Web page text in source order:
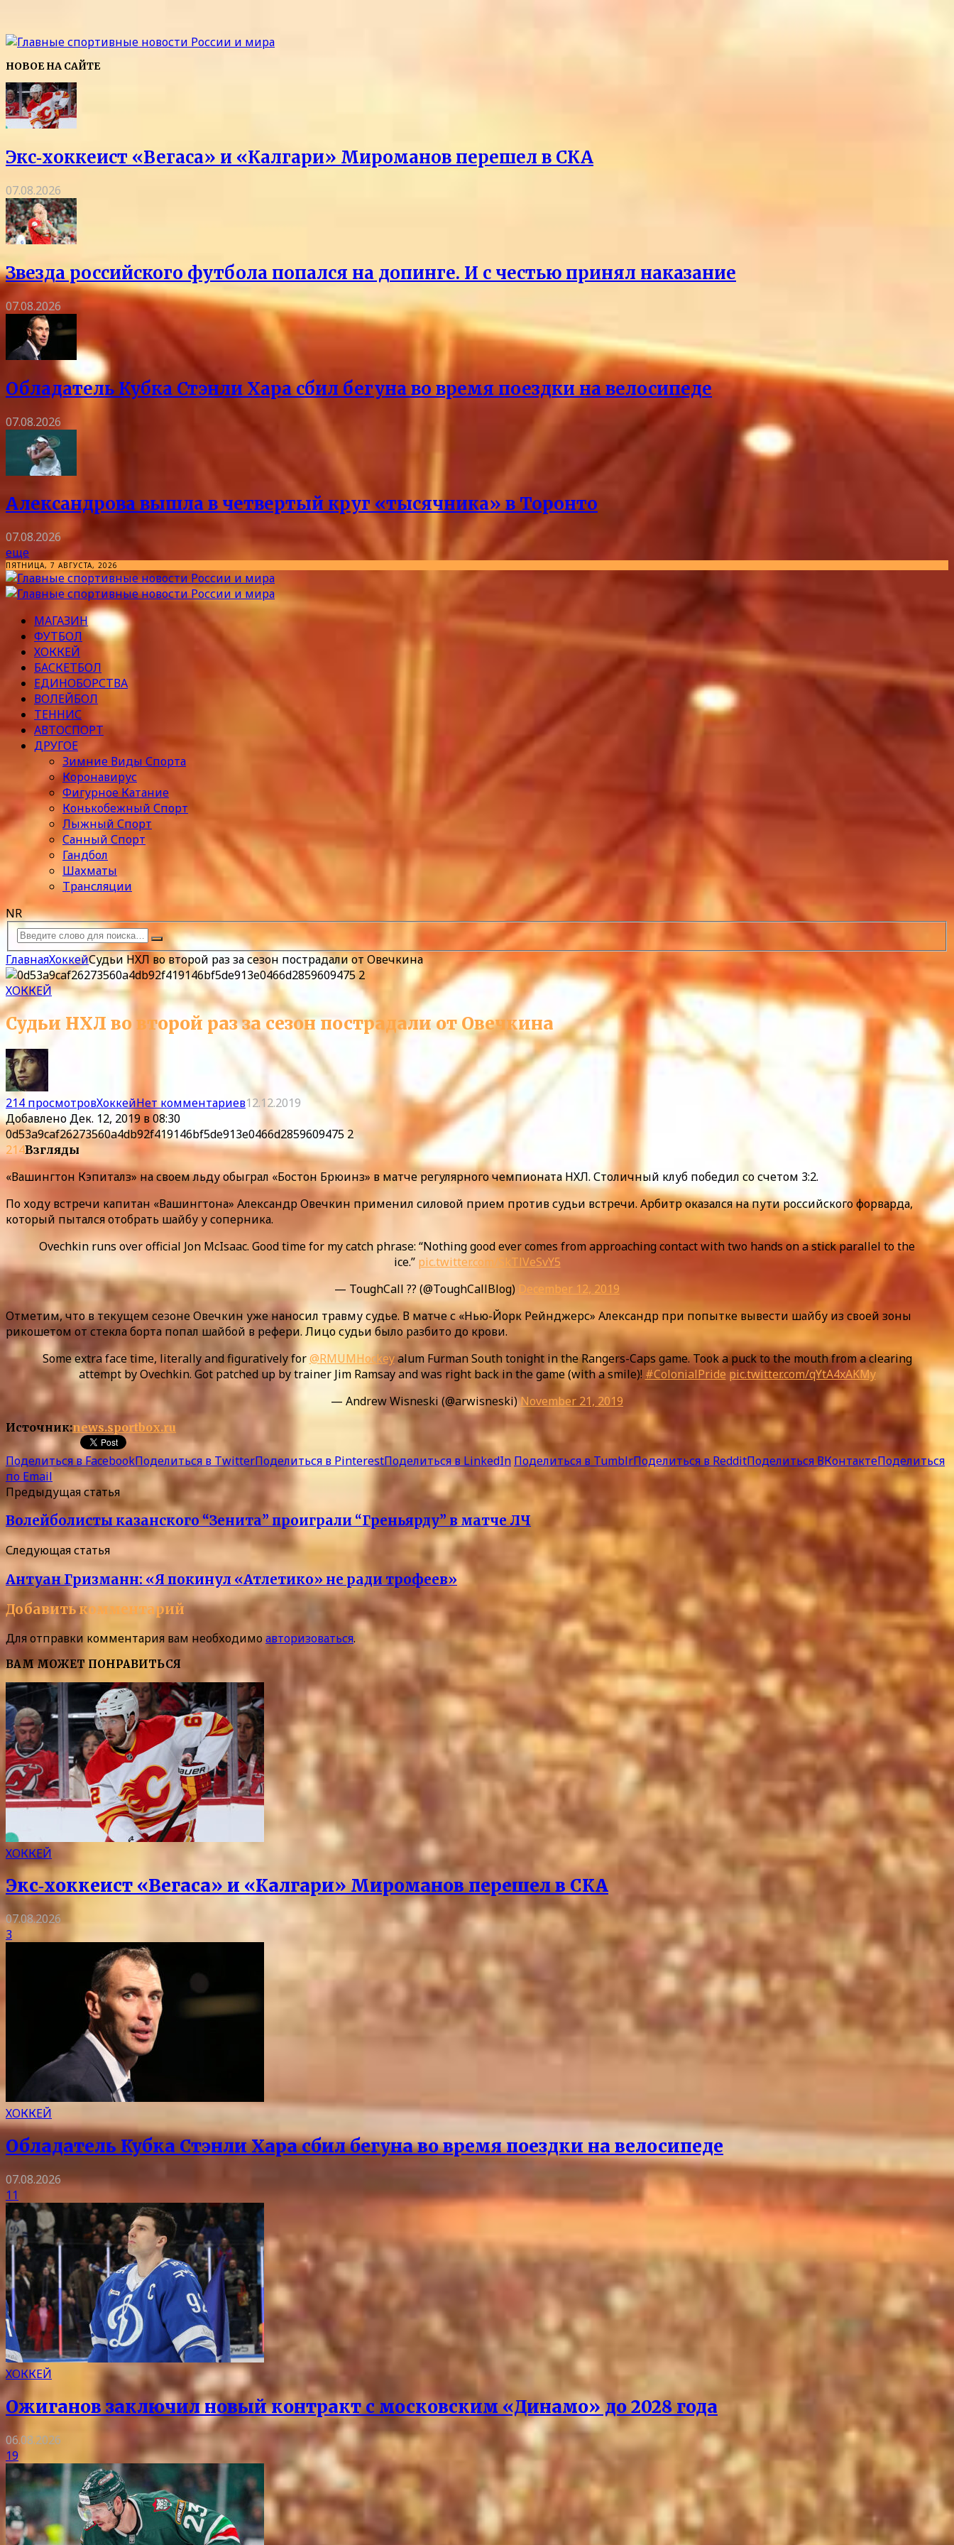
НОВОЕ НА САЙТЕ
Экс‑хоккеист «Вегаса» и «Калгари» Мироманов перешел в СКА
07.08.2026
Звезда российского футбола попался на допинге. И с честью принял наказание
07.08.2026
Обладатель Кубка Стэнли Хара сбил бегуна во время поездки на велосипеде
07.08.2026
Александрова вышла в четвертый круг «тысячника» в Торонто
07.08.2026
еще
ПЯТНИЦА, 7 АВГУСТА, 2026
МАГАЗИН
ФУТБОЛ
ХОККЕЙ
БАСКЕТБОЛ
ЕДИНОБОРСТВА
ВОЛЕЙБОЛ
ТЕННИС
АВТОСПОРТ
ДРУГОЕ
Зимние Виды Спорта
Коронавирус
Фигурное Катание
Конькобежный Спорт
Лыжный Спорт
Санный Спорт
Гандбол
Шахматы
Трансляции
NR
ГлавнаяХоккейСудьи НХЛ во второй раз за сезон пострадали от Овечкина
ХОККЕЙ
Судьи НХЛ во второй раз за сезон пострадали от Овечкина
214 просмотровХоккейНет комментариев12.12.2019
ДобавленоДек. 12, 2019 в 08:30
0d53a9caf26273560a4db92f419146bf5de913e0466d2859609475 2
214Взгляды
«Вашингтон Кэпиталз» на своем льду обыграл «Бостон Брюинз» в матче регулярного чемпионата НХЛ. Столичный клуб победил со счетом 3:2.
По ходу встречи капитан «Вашингтона» Александр Овечкин применил силовой прием против судьи встречи. Арбитр оказался на пути российского форварда,
который пытался отобрать шайбу у соперника.
Ovechkin runs over official Jon McIsaac. Good time for my catch phrase: “Nothing good ever comes from approaching contact with two hands on a stick parallel to the
ice.” pic.twitter.com/SkTlVeSvY5
— ToughCall ?? (@ToughCallBlog) December 12, 2019
Отметим, что в текущем сезоне Овечкин уже наносил травму судье. В матче с «Нью-Йорк Рейнджерс» Александр при попытке вывести шайбу из своей зоны
рикошетом от стекла борта попал шайбой в рефери. Лицо судьи было разбито до крови.
Some extra face time, literally and figuratively for@RMUMHockeyalum Furman South tonight in the Rangers-Caps game. Took a puck to the mouth from a clearing
attempt by Ovechkin. Got patched up by trainer Jim Ramsay and was right back in the game (with a smile)! #ColonialPride pic.twitter.com/qYtA4xAKMy
— Andrew Wisneski (@arwisneski)November 21, 2019
Источник:news.sportbox.ru
Поделиться в FacebookПоделиться в TwitterПоделиться в PinterestПоделиться в LinkedIn Поделиться в TumblrПоделиться в RedditПоделиться ВКонтактеПоделиться
по Email
Предыдущая статья
Волейболисты казанского “Зенита” проиграли “Греньярду” в матче ЛЧ
Следующая статья
Антуан Гризманн: «Я покинул «Атлетико» не ради трофеев»
Добавить комментарий
Для отправки комментария вам необходимоавторизоваться.
ВАМ МОЖЕТ ПОНРАВИТЬСЯ
ХОККЕЙ
Экс‑хоккеист «Вегаса» и «Калгари» Мироманов перешел в СКА
07.08.2026
3
ХОККЕЙ
Обладатель Кубка Стэнли Хара сбил бегуна во время поездки на велосипеде
07.08.2026
11
ХОККЕЙ
Ожиганов заключил новый контракт с московским «Динамо» до 2028 года
06.08.2026
19